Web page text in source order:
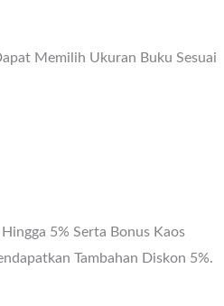
Memilih Ukuran Buku Sesuai
5% Serta Bonus Kaos
Tambahan Diskon 5%.